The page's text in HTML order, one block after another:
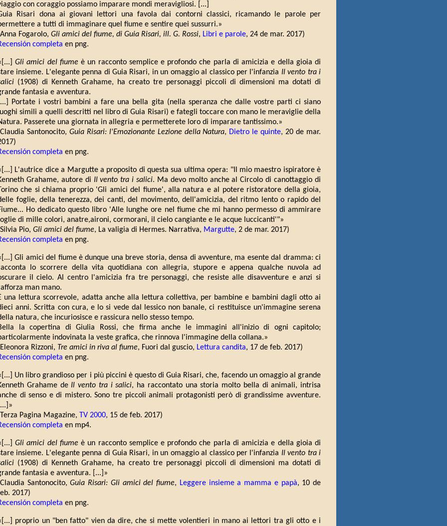
con coraggio possiamo imparare mondi meravigliosi. [...]
Risari dona ai giovani lettori una favola dai contorni classici, ricamando le parole per
a tutti di immaginare quel fiume e sentire quei sussurri.»
Fogarolo, Gli amici del fiume, di Guia Risari, ill. G. Rossi, Libri e parole, 24 de mar. 2017)
completa en png.
Gli amici del fiumeè un racconto semplice e profondo che parla di amicizia e della gioia di
insieme. L'elegante penna di Guia Risari, in un omaggio al classico per l'infanzia Il vento tra i
(1908) di Kenneth Grahame, ha creato tre personaggi piccoli di dimensioni ma dotati di
fantasia e avventura.
Portate i vostri bambini a fare una bella gita (nella speranza che dalle vostre parti ci siano
simili a quelli descritti nel libro di Guia Risari) e fategli toccare con mano le meraviglie della
Passerete una giornata in allegria e permetterete loro di imparare tantissimo.»
Santonocito, Guia Risari: l'Emozionante Lezione della Natura, Dietro le quinte, 20 de mar.
completa en png.
L'autrice dice a Margutte a proposito di questa sua ultima opera: "Il mio maestro ispiratore è
Grahame, autore di Il vento tra i salici. Ma devo molto anche al Circolo di canottaggio di
che si chiama proprio 'Gli amici del fiume', alla natura e al potere ristoratore della gioia,
foglie, della tenerezza, dei canti, del movimento, dell'amicizia, del ritmo lento o rapido del
Ho dedicato questo libro 'Alle lunghe ore nel fiume che mi hanno permesso di ammirare
di mille colori, anatre,aironi, cormorani, il cielo cangiante e le acque luccicanti'"»
Pio, Gli amici del fiume, La valigia di Hermes. Narrativa, Margutte, 2 de mar. 2017)
completa en png.
Gli amici del fiume è dunque una breve storia, densa di avventure, ma esente dal dramma: ci
lo scorrere della vita quotidiana con allegria, stupore e appena qualche nuvola ad
il cielo. Al centro l'amicizia fra tre personaggi, che resiste alle disavventure e anzi si
man mano.
una lettura scorrevole, adatta anche alla lettura collettiva, per bambine e bambini dagli otto ai
anni. Scritta con cura, e lo si vede dal lessico non banale, ci restituisce un'immagine serena
natura, che incuriosisce e rassicura nello stesso tempo.
la copertina di Giulia Rossi, che firma anche le immagini all'inizio di ogni capitolo;
indovinata la veste grafica, che rinnova l'immagine della collana.»
Rizzoni, Tre amici in riva al fiume, Fuori dal guscio, Lettura candita, 17 de feb. 2017)
completa en png.
Un libro grandioso per i più piccini è questo di Guia Risari, che, facendo un omaggio al grande
Grahame de Il vento tra i salici, ha raccontato una storia molto bella di animali, intrisa
di senso e di mistero. Sono tre piccoli animali protagonisti però di grandissime avventure.
Pagina Magazine, TV 2000, 15 de feb. 2017)
completa en mp4.
Gli amici del fiumeè un racconto semplice e profondo che parla di amicizia e della gioia di
insieme. L'elegante penna di Guia Risari, in un omaggio al classico per l'infanzia Il vento tra i
(1908) di Kenneth Grahame, ha creato tre personaggi piccoli di dimensioni ma dotati di
fantasia e avventura. [...]»
Santonocito,Guia Risari: Gli amici del fiume, Leggere insieme a mamma e papà, 10 de
2017)
completa en png.
proprio un "ben fatto" vien da dire, che si mette volentieri in mano ai lettori tra gli otto e i